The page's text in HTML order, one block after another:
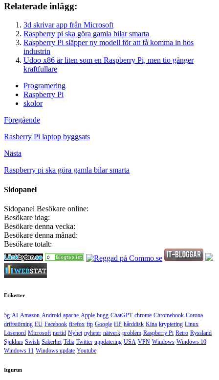
Relaterade inlägg:
3d skrivar app från Microsoft
Raspberry pi ska göra gamla bilar smarta
Raspberry Pi släpper ny modell för att få komma in hos
industrin
Udoo x86 är liten som en Raspberry Pi, men tio gånger
kraftfullare
Programering
Raspberry Pi
skolor
Föregående
Rasberry Pi laptop byggsats
Nästa
Raspberry pi ska göra gamla bilar smarta
Sidopanel
Sidopanel Besökare online:
Besökare idag:
Besökare denna vecka:
Besökare denna månad:
Besökare totalt:
Etiketter
5g AI Amazon Android apache Apple bugg ChatGPT chrome Chromebook Corona
driftstörning EU Facebook firefox ftp Google HP hårddisk Kina kryptering Linux
Lösenord Microsoft nertid Nyhet nyheter nätverk problem Raspberry Pi Retro Ryssland
Sjukhus Swish Säkerhet Telia Twitter uppdatering USA VPN Windows Windows 10
Windows 11 Windows update Youtube
Itgurun